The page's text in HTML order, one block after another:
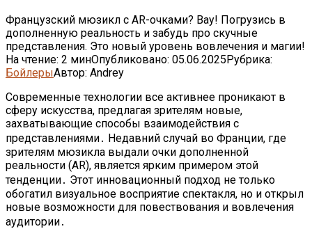
Французский мюзикл с AR-очками? Вау! Погрузись в
дополненную реальность и забудь про скучные
представления. Это новый уровень вовлечения и магии!
На чтение: 2 минОпубликовано: 05.06.2025Рубрика:
БойлерыАвтор: Andrey
Современные технологии все активнее проникают в
сферу искусства, предлагая зрителям новые,
захватывающие способы взаимодействия с
представлениями․ Недавний случай во Франции, где
зрителям мюзикла выдали очки дополненной
реальности (AR), является ярким примером этой
тенденции․ Этот инновационный подход не только
обогатил визуальное восприятие спектакля, но и открыл
новые возможности для повествования и вовлечения
аудитории․